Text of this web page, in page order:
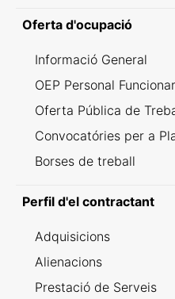
Oferta d'ocupació
Informació General
OEP Personal
Oferta Pública de
Convocatóries per a
Borses de treball
Perfil d'el contractant
Adquisicions
Alienacions
Prestació de Serveis